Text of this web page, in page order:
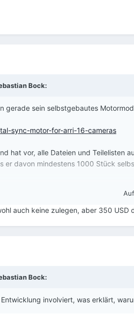
Bock:
gerade sein selbstgebautes
sync-motor-for-arri-16-cameras
hat vor, alle Dateien und Teilelisten
er davon mindestens 1000 Stück
auch keine zulegen, aber 350
Bock:
involviert, was erklärt,